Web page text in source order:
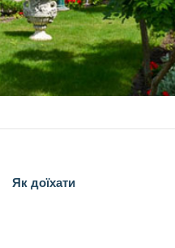
Як доїхати